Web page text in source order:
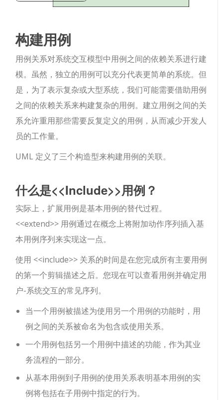
构建用例
用例关系对系统交互模型中用例之间的依赖关系进行建
模。虽然，独立的用例可以充分代表更简单的系统。但
是，为了表示复杂或大型系统，我们可能需要借助用例
之间的依赖关系来构建复杂的用例。建立用例之间的关
系允许重用那些需要反复定义的用例，从而减少开发人
员的工作量。
UML 定义了三个构造型来构建用例的关联。
什么是<<Include>>用例？
实际上，扩展用例是基本用例的替代过程。
<<extend>> 用例通过在概念上将附加动作序列插入基
本用例序列来实现这一点。
使用 <<include>> 关系的时间是在您完成所有主要用例
的第一个剪辑描述之后。您现在可以查看用例并确定用
户-系统交互的常见序列。
当一个用例被描述为使用另一个用例的功能时，用
例之间的关系被命名为包含或使用关系。
一个用例包括另一个用例中描述的功能，作为其业
务流程的一部分。
从基本用例到子用例的使用关系表明基本用例的实
例将包括在子用例中指定的行为。